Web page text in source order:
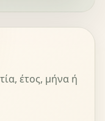
έτος, μήνα ή